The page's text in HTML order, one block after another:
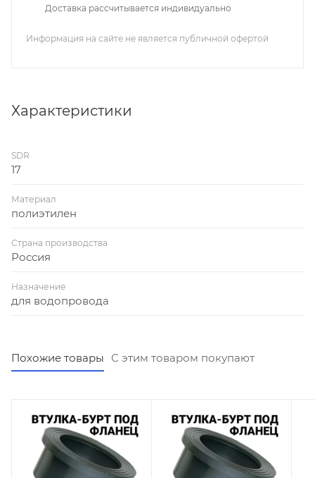
Доставка рассчитывается индивидуально
Информация на сайте не является публичной офертой
Характеристики
SDR
17
Материал
полиэтилен
Страна производства
Россия
Назначение
для водопровода
Похожие товары С этим товаром покупают